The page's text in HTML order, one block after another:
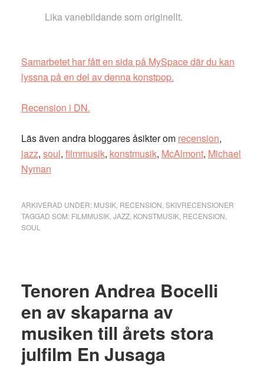
Lika vanebildande som originellt.
Samarbetet har fått en sida på MySpace där du kan
lyssna på en del av denna konstpop.
Recension i DN.
Läs även andra bloggares åsikter om recension,
jazz, soul, filmmusik, konstmusik, McAlmont, Michael
Nyman
ARKIVERAD UNDER: MUSIK, RECENSION SKIVRECENSIONER
TAGGAD SOM: FILMMUSIK, JAZZ, KONSTMUSIK, RECENSION
SOUL
Tenoren Andrea Bocelli
en av skaparna av
musiken till årets stora
julfilm En Jusaga